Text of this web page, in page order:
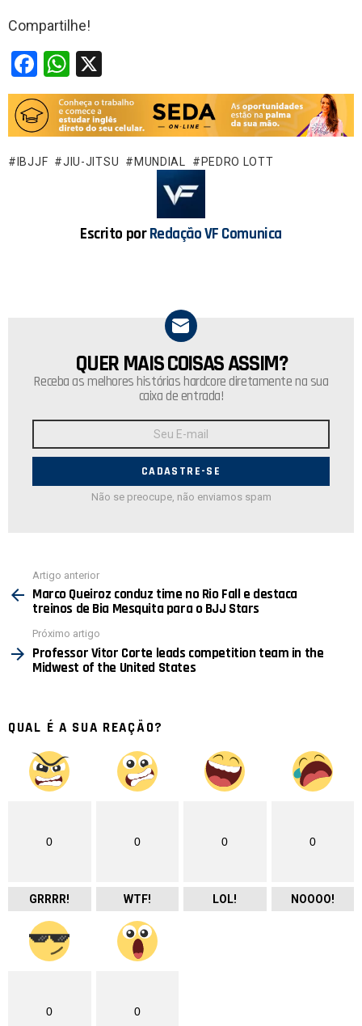
Compartilhe!
F
a
ce
b
o
W
h
at
s
A
IBJJF JIU-JITSU MUNDIAL PEDRO LOTT
Escrito porRedação VF Comunica
NEWSLETTER
QUER MAIS COISAS ASSIM?
Receba as melhores histórias hardcore diretamente na sua
caixa de entrada!
E-
Não se preocupe, não enviamos spam
mais
Artigo anterior
Marco Queiroz conduz time no Rio Fall e destaca
treinos de Bia Mesquita para o BJJ Stars
Próximo artigo
Professor Vitor Corte leads competition team in the
Midwest of the United States
QUAL É A SUA REAÇÃO?
0
GRRRR!
0
WTF!
0
LOL!
0
NOOOO!
0 0